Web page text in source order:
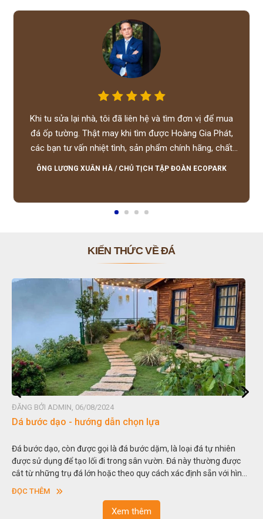
Khi tu sửa lại nhà, tôi đã liên hệ và tìm đơn vị để mua
đá ốp tường. Thật may khi tìm được Hoàng Gia Phát,
các bạn tư vấn nhiệt tình, sản phẩm chính hãng, chất
lượng tốt, giá hợp lý, hỗ trợ tận tình.
ÔNG LƯƠNG XUÂN HÀ / CHỦ TỊCH TẬP ĐOÀN ECOPARK
KIẾN THỨC VỀ ĐÁ
ĐĂNG BỞI ADMIN, 06/08/2024
Dá bước dạo - hướng dẫn chọn lựa
Đá bước dạo, còn được gọi là đá bước dặm, là loại đá tự nhiên
được sử dụng để tạo lối đi trong sân vườn. Đá này thường được
cắt từ những trụ đá lớn hoặc theo quy cách xác định sẵn với hình
vuông hoặc hình chữ nhật và có độ dày khác nhau.
ĐỌC THÊM
Xem thêm